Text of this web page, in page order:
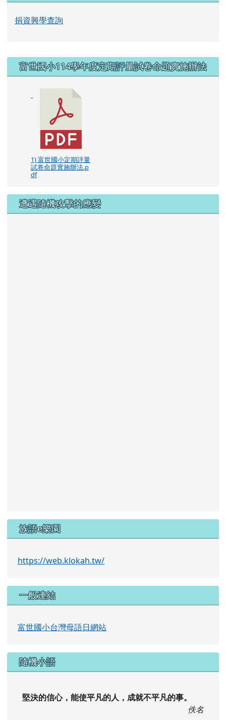
捐資興學查詢
右邊區域內容
富世國小114學年度定期評量試卷命題實施辦法
1) 富世國小定期評量
試卷命題實施辦法.p
df
遭遇隨機攻擊的應變
族語e樂園
https://web.klokah.tw/
一般連結
富世國小台灣母語日網站
隨機小語
堅決的信心，能使平凡的人，成就不平凡的事。
佚名